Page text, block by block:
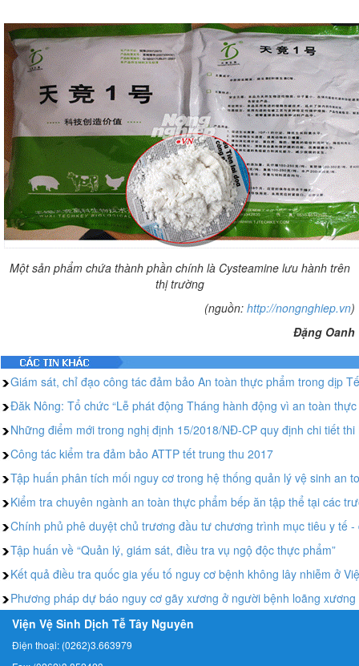
Một sản phẩm chứa thành phần chính là Cysteamine lưu hành trên
thị trường
(nguồn: http://nongnghiep.vn)
Đặng Oanh
Giám sát, chỉ đạo công tác đảm bảo An toàn thực phẩm trong dịp
Đăk Nông: Tổ chức “Lễ phát động Tháng hành động vì an toàn
Những điểm mới trong nghị định 15/2018/NĐ-CP quy định chi tiết
Công tác kiểm tra đảm bảo ATTP tết trung thu 2017
Tập huấn phân tích mối nguy cơ trong hệ thống quản lý vệ sinh an
Kiểm tra chuyên ngành an toàn thực phẩm bếp ăn tập thể tại các
Chính phủ phê duyệt chủ trương đầu tư chương trình mục tiêu y tế
Tập huấn về “Quản lý, giám sát, điều tra vụ ngộ độc thực phẩm”
Kết quả điều tra quốc gia yếu tố nguy cơ bệnh không lây nhiễm ở
Phương pháp dự báo nguy cơ gãy xương ở người bệnh loãng
Viện Vệ Sinh Dịch Tễ Tây Nguyên
Điện thoại: (0262)3.663979